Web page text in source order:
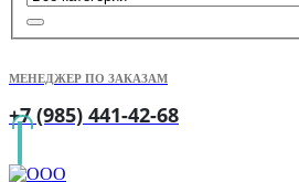
МЕНЕДЖЕР ПО ЗАКАЗАМ
+7 (985) 441-42-68